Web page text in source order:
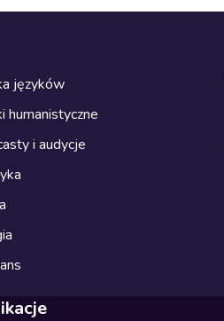
języków
humanistyczne
i audycje